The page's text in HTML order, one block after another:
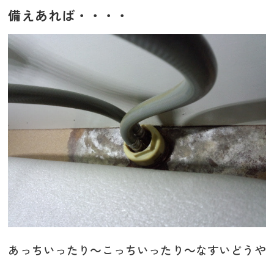
備えあれば・・・・
あっちいったり～こっちいったり～なすいどうや